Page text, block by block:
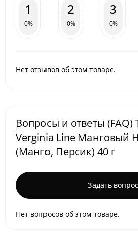
1
0%
2
0%
3
0%
Нет отзывов об этом товаре.
Вопросы и ответы (FAQ)
Verginia Line Манговый
(Манго, Персик) 40 г
Задать вопрос
Нет вопросов об этом товаре.